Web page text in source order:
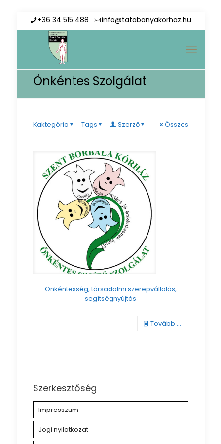
+36 34 515 488 info@tatabanyakorhaz.hu
Önkéntes Szolgálat
Kaktegória Tags Szerző Összes
Önkéntesség, társadalmi szerepvállalás,
segítségnyújtás
Tovább ...-
Szerkesztőség
Impresszum
Jogi nyilatkozat